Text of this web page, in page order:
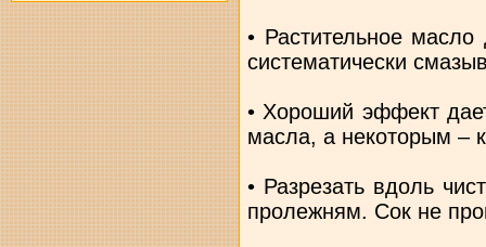
• Растительное
систематически
• Хороший эффект
масла, а некоторым –
• Разрезать вдоль
пролежням. Сок не